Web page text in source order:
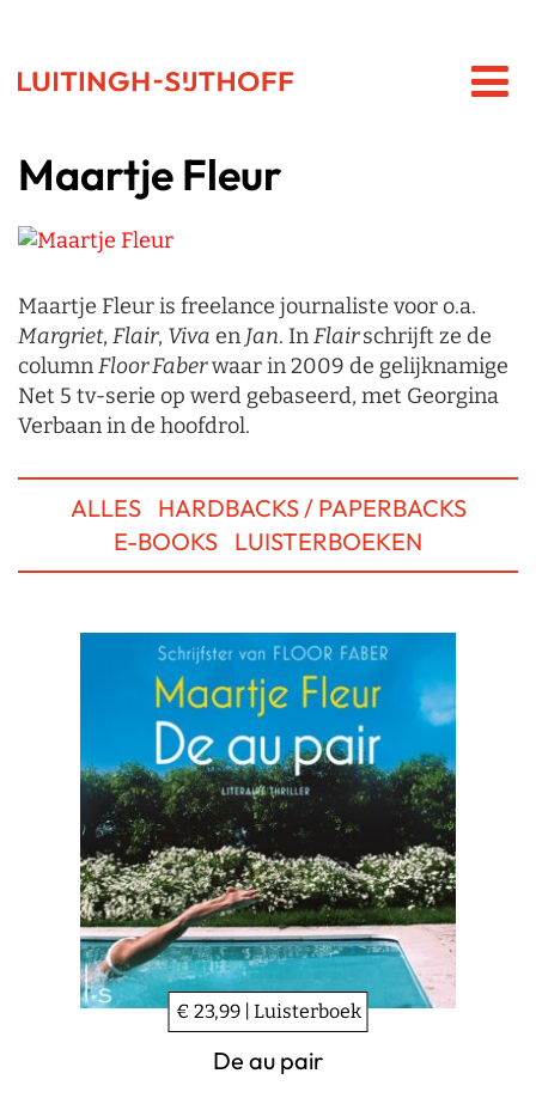
Maartje Fleur
Maartje Fleur is freelance journaliste voor o.a.
Margriet, Flair, Viva en Jan. InFlairschrijft ze de
columnFloor Faberwaar in 2009 de gelijknamige
Net 5 tv-serie op werd gebaseerd, met Georgina
Verbaan in de hoofdrol.
ALLES
HARDBACKS / PAPERBACKS
E-BOOKS LUISTERBOEKEN
€ 23,99 | Luisterboek
De au pair